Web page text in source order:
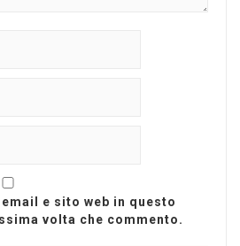
e sito web in questo
volta che commento.